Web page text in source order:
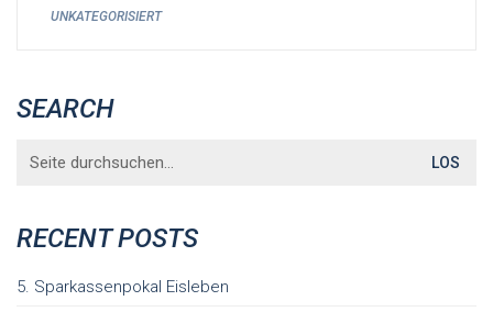
UNKATEGORISIERT
SEARCH
for:
RECENT POSTS
5. Sparkassenpokal Eisleben